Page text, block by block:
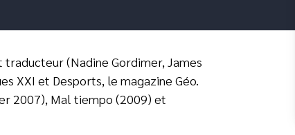
traducteur (Nadine Gordimer, James
XXI et Desports, le magazine Géo.
2007), Mal tiempo (2009) et